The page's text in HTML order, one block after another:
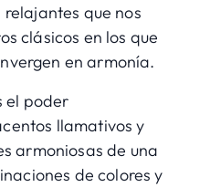
que nos
clásicos en los que
en armonía.
el poder
llamativos y
armoniosas de una
de colores y